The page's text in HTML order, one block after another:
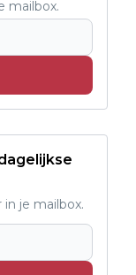
mailbox.
je mailbox.